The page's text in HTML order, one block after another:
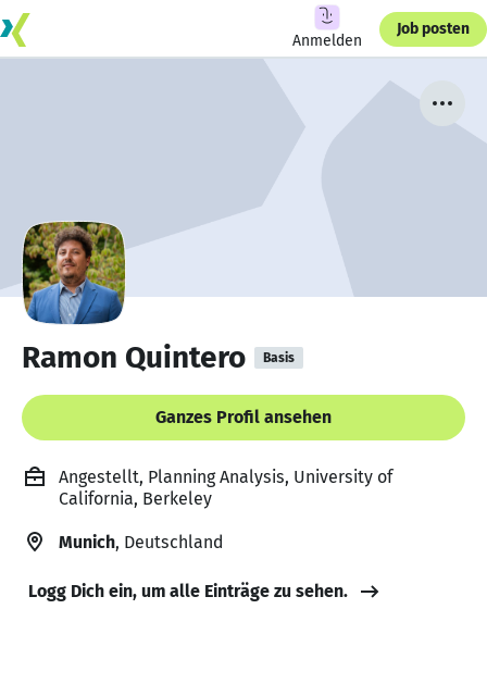
Anmelden
Job posten
Ramon Quintero Basis
Ganzes Profil ansehen
Angestellt, Planning Analysis, University of
California, Berkeley
Munich, Deutschland
Logg Dich ein, um alle Einträge zu sehen.